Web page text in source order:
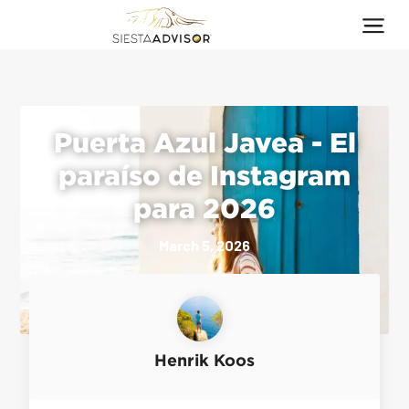
Puerta Azul Javea - El
paraíso de Instagram
para 2026
March 5, 2026
Henrik Koos